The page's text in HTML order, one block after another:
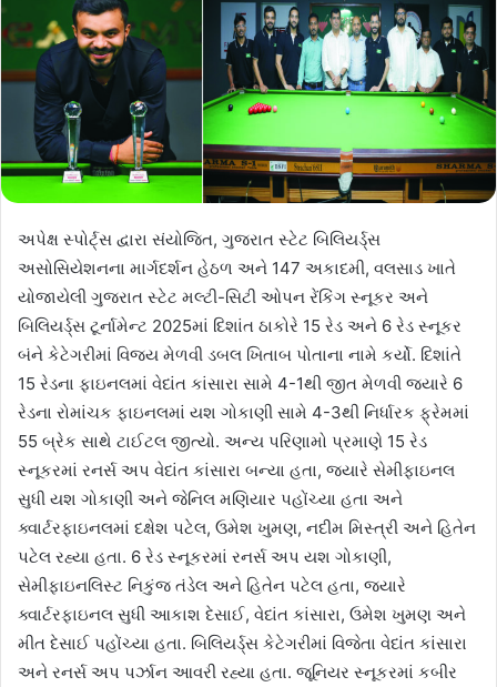
અપેક્ષ સ્પોર્ટ્સ દ્વારા સંયોજિત, ગુજરાત સ્ટેટ બિલિયર્ડ્સ
અસોસિયેશનના માર્ગદર્શન હેઠળ અને 147 અકાદમી, વલસાડ ખાતે
યોજાયેલી ગુજરાત સ્ટેટ મલ્ટી-સિટી ઓપન રેંકિંગ સ્નૂકર અને
બિલિયર્ડ્સ ટૂર્નામેન્ટ 2025માં દિશાંત ઠાકોરે 15 રેડ અને 6 રેડ સ્નૂકર
બંને કેટેગરીમાં વિજય મેળવી ડબલ ખિતાબ પોતાના નામે કર્યો. દિશાંતે
15 રેડના ફાઇનલમાં વેદાંત કાંસારા સામે 4-1થી જીત મેળવી જ્યારે 6
રેડના રોમાંચક ફાઇનલમાં યશ ગોકાણી સામે 4-3થી નિર્ધારક ફ્રેમમાં
55 બ્રેક સાથે ટાઈટલ જીત્યો. અન્ય પરિણામો પ્રમાણે 15 રેડ
સ્નૂકરમાં રનર્સ અપ વેદાંત કાંસારા બન્યા હતા, જ્યારે સેમીફાઇનલ
સુધી યશ ગોકાણી અને જેનિલ મણિયાર પહોંચ્યા હતા અને
ક્વાર્ટરફાઇનલમાં દક્ષેશ પટેલ, ઉમેશ ખુમણ, નદીમ મિસ્ત્રી અને હિતેન
પટેલ રહ્યા હતા. 6 રેડ સ્નૂકરમાં રનર્સ અપ યશ ગોકાણી,
સેમીફાઇનલિસ્ટ નિકુંજ તંડેલ અને હિતેન પટેલ હતા, જ્યારે
ક્વાર્ટરફાઇનલ સુધી આકાશ દેસાઈ, વેદાંત કાંસારા, ઉમેશ ખુમણ અને
મીત દેસાઈ પહોંચ્યા હતા. બિલિયર્ડ્સ કેટેગરીમાં વિજેતા વેદાંત કાંસારા
અને રનર્સ અપ પર્ઝાન આવરી રહ્યા હતા. જૂનિયર સ્નૂકરમાં કબીર